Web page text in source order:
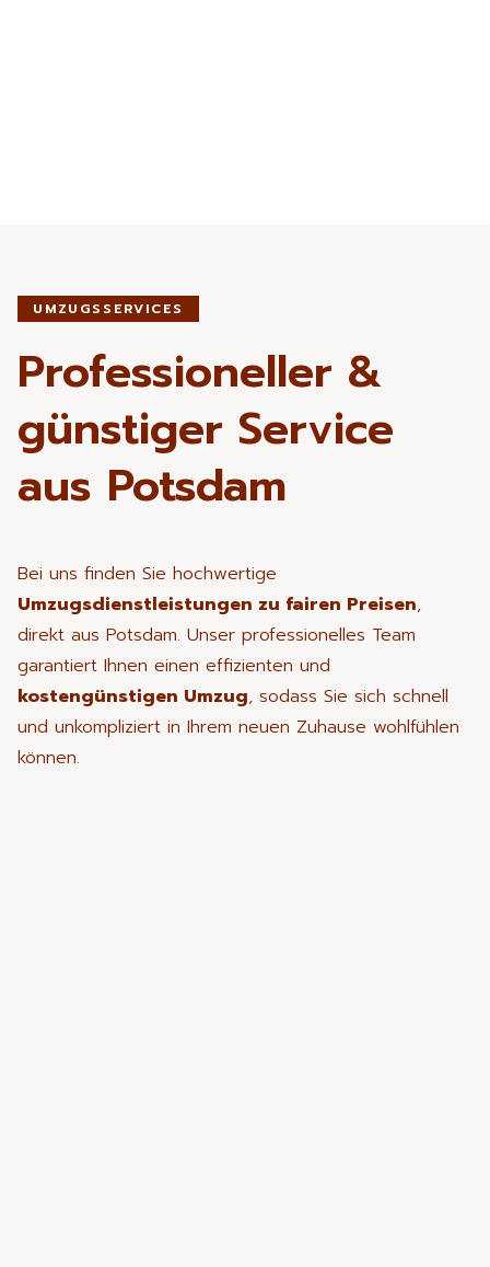
UMZUGSSERVICES
Professioneller &
günstiger Service
aus Potsdam
Bei uns finden Sie hochwertige
Umzugsdienstleistungen zu fairen Preisen,
direkt aus Potsdam. Unser professionelles Team
garantiert Ihnen einen effizienten und
kostengünstigen Umzug, sodass Sie sich schnell
und unkompliziert in Ihrem neuen Zuhause wohlfühlen
können.